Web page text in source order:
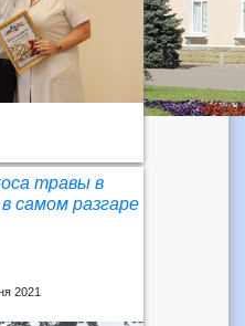
травы в
самом разгаре
2021